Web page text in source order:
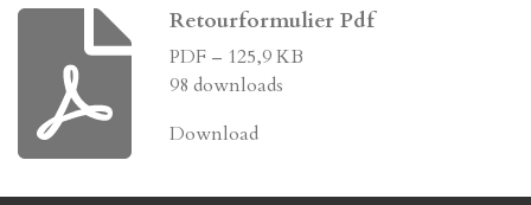
Retourformulier Pdf
PDF – 125,9 KB
98 downloads
Download